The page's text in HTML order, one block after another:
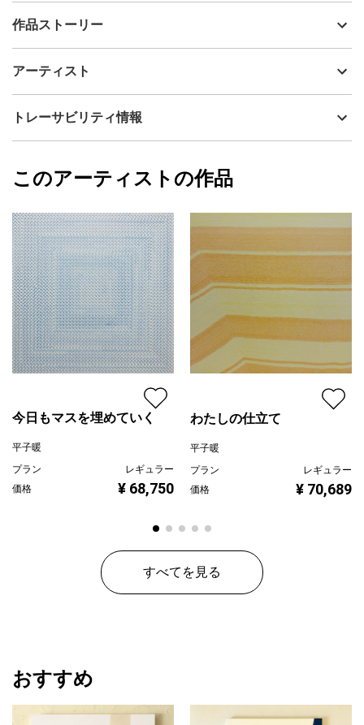
出品者
制作年
アクリル
カラー
オレンジ
ジャンル
抽象画
配送目安
二週間以内
作品ストーリー
日々線を引き続けることで、絵画を描くことそのものに対する批
機械的に線を引いていくという、主知主義的な操作と恣意的な造
まれた作品となっています。この作品に使用した２色は自作のAIル
ーレットで決定しました。インクのムラなどの偶然性を取り込ん
作品の正式なタイトルは下記です。
今日も線を引いていく
・2025.9.18, 9.19, 9.20, 9.21, 9.22, 9.23, 9.24, 9.25, 9.30, 10.1, 10.2,
10.4, 10.6, 10.7, 10.9, 10.11, 10.12, 10.15, 10.16
・日ごとに2色を交互に使用する
・フタロターコイズ x ピロールオレンジ
アーティスト
平子暖
フォローする
トレーサビリティ情報
平子暖
このアーティストの作品
今日もマスを埋めていく
平子暖
プラン
レギュラー
価格
¥ 68,750
わたしの仕立て
平子暖
プラン
レギュラー
価格
¥ 70,689
すべてを見る
おすすめ